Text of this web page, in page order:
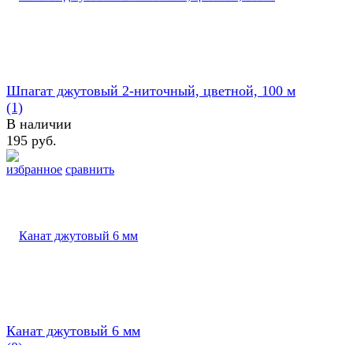
избранное сравнить
Шпагат джутовый 2-ниточный, цветной, 100 м
(1)
В наличии
195 руб.
Канат джутовый 6 мм